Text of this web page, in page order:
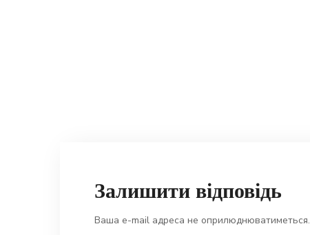
Залишити відповідь
Ваша e-mail адреса не оприлюднюватиметься.